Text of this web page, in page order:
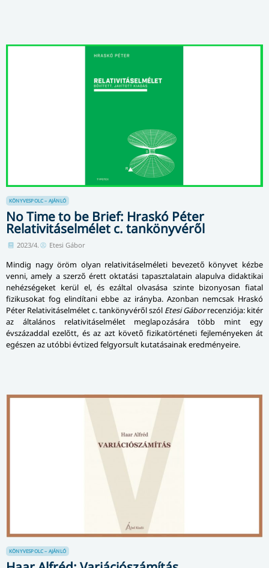
KÖNYVESPOLC – AJÁNLÓ
No Time to be Brief: Hraskó Péter
Relativitáselmélet c. tankönyvéről
2023/4. Etesi Gábor
Mindig nagy öröm olyan relativitáselméleti bevezető könyvet kézbe
venni, amely a szerző érett oktatási tapasztalatain alapulva didaktikai
nehézségeket kerül el, és ezáltal olvasása szinte bizonyosan fiatal
fizikusokat fog elindítani ebbe az irányba. Azonban nemcsak Hraskó
Péter Relativitáselmélet c. tankönyvéről szól Etesi Gáborrecenziója: kitér
az általános relativitáselmélet meglapozására több mint egy
évszázaddal ezelőtt, és az azt követő fizikatörténeti fejleményeken át
egészen az utóbbi évtized felgyorsult kutatásainak eredményeire.
KÖNYVESPOLC – AJÁNLÓ